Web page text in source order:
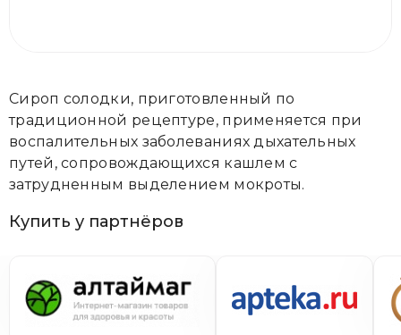
Сироп солодки, приготовленный по
традиционной рецептуре, применяется при
воспалительных заболеваниях дыхательных
путей, сопровождающихся кашлем с
затрудненным выделением мокроты.
Купить у партнёров